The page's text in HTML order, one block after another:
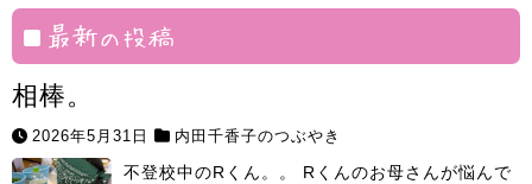
最新の投稿
相棒。
2026年5月31日 内田千香子のつぶやき
不登校中のRくん。。 Rくんのお母さんが悩んで